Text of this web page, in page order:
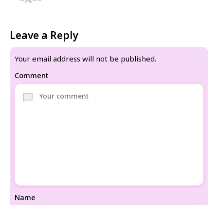
Leave a Reply
Your email address will not be published.
Comment
Name